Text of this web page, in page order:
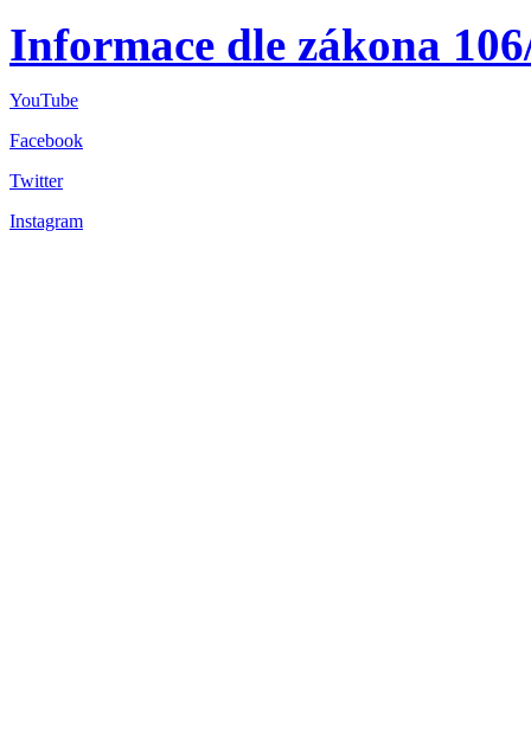
Informace dle zákona
YouTube
Facebook
Twitter
Instagram